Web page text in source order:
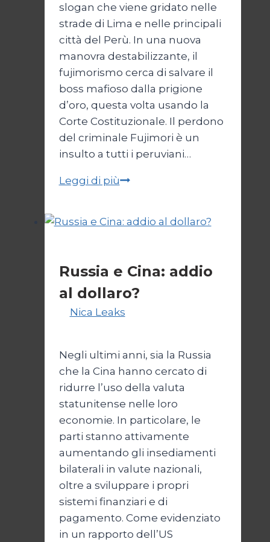
slogan che viene gridato nelle
strade di Lima e nelle principali
città del Perù. In una nuova
manovra destabilizzante, il
fujimorismo cerca di salvare il
boss mafioso dalla prigione
d’oro, questa volta usando la
Corte Costituzionale. Il perdono
del criminale Fujimori è un
insulto a tutti i peruviani…
Leggi di piùFujimori,
è
Russia e Cina: addio
al dollaro?
Nica Leaks
Negli ultimi anni, sia la Russia
che la Cina hanno cercato di
ridurre l’uso della valuta
statunitense nelle loro
economie. In particolare, le
parti stanno attivamente
aumentando gli insediamenti
bilaterali in valute nazionali,
oltre a sviluppare i propri
sistemi finanziari e di
pagamento. Come evidenziato
in un rapporto dell’US